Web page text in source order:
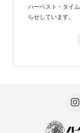
ハーベスト・タイ
らせしています。